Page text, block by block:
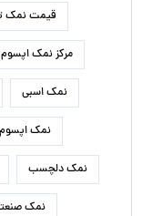
قیمت نمک
مرکز نمک اپسوم
نمک اسبی
نمک
نمک دلچسب
نمک